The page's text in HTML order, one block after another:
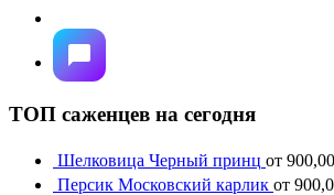
ТОП саженцев на сегодня
Шелковица Черный принц от 900,00
Персик Московский карлик от